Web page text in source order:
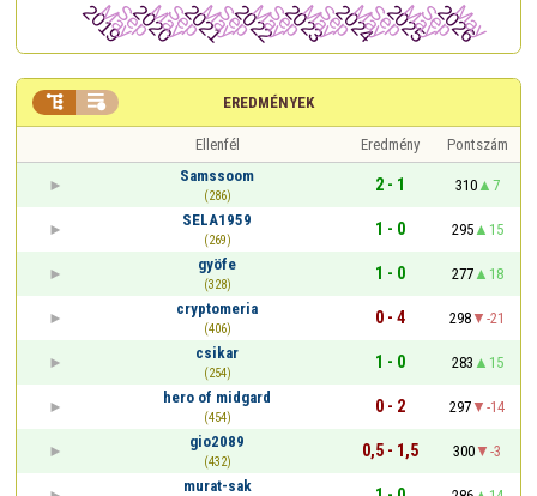
EREDMÉNYEK
 
Ellenfél Eredmény
Pontszám
Samssoom
(286)
2 - 1 310
7
SELA1959
(269)
1 - 0 295
15
gyöfe
(328)
1 - 0 277
18
cryptomeria
(406)
0 - 4 298
-21
csikar
(254)
1 - 0 283
15
hero of midgard
(454)
0 - 2 297
-14
gio2089
(432)
0,5 - 1,5 300
-3
murat-sak